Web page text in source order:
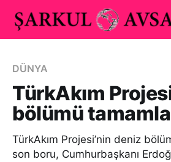
DÜNYA
TürkAkım
bölümü
TürkAkım Projesi’nin deniz
son boru, Cumhurbaşkanı